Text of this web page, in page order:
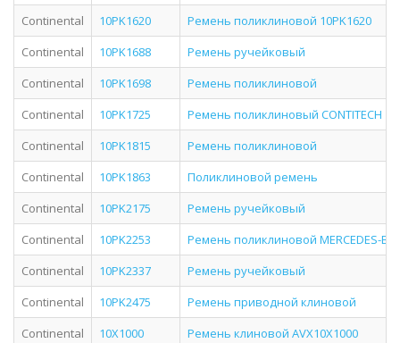
Continental 10PK1620
Ремень поликлиновой 10PK1620
Continental
10PK1688
Ремень ручейковый
Continental
10PK1698
Ремень поликлиновой
Continental
10PK1725
Ремень поликлиновый CONTITECH
Continental
10PK1815
Ремень поликлиновой
Continental
10PK1863
Поликлиновой ремень
Continental
10PK2175
Ремень ручейковый
Continental
10PK2253
Ремень поликлиновой MERCEDES-
Continental
10PK2337
Ремень ручейковый
Continental
10PK2475
Ремень приводной клиновой
Continental
10X1000
Ремень клиновой AVX10X1000